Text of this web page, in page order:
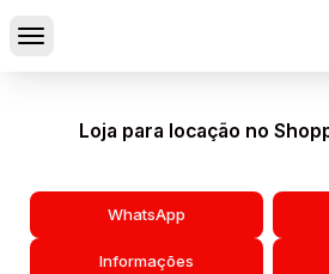
Loja para locação no
WhatsApp
Informações